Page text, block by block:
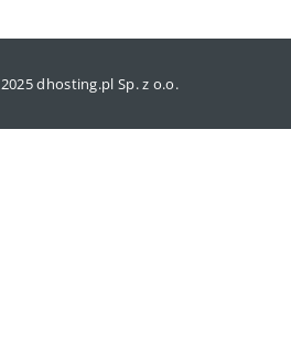
dhosting.pl Sp. z o.o.